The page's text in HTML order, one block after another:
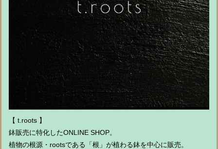
【 t.roots 】
鉢販売に特化したONLINE SHOP。
植物の根源・rootsである「根」が植わる鉢を中心に販売。